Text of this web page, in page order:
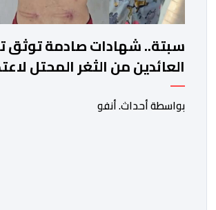
سبتة.. شهادات صادمة توثق
العائدين من الثغر المحتل
جسيمة من قبل الحرس المدني
الاسباني
بواسطة أحداث. أنفو